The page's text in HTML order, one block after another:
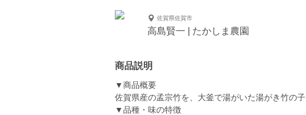
佐賀県佐賀市
高島賢一 | たかしま農園
商品説明
▼商品概要
佐賀県産の孟宗竹を、大釜で湯がいた湯がき竹の子
▼品種・味の特徴